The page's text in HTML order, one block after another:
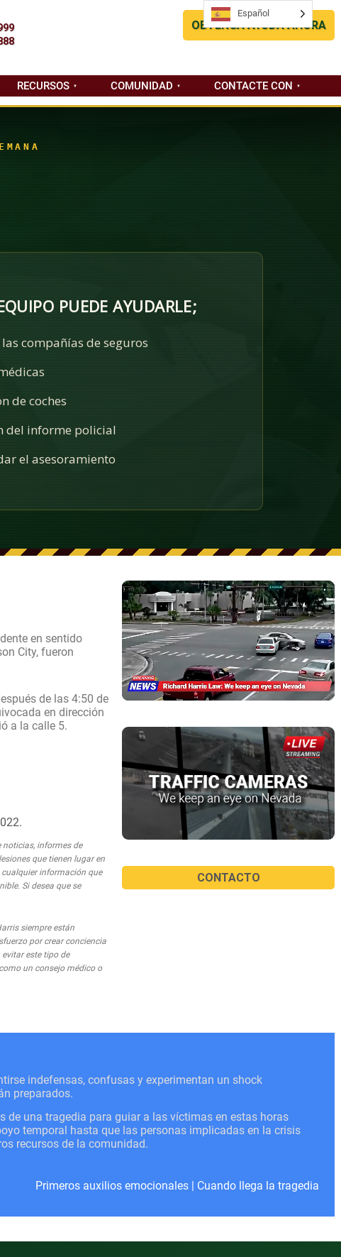
OBTENGA AYUDA AHORA
RECURSOS COMUNIDAD CONTACTE CON
PUEDE AYUDARLE;
compañías de seguros
de coches
del informe policial
el asesoramiento
en sentido
City, fueron
de las 4:50 de
en dirección
a la calle 5.
noticias, informes de
que tienen lugar en
información que
Si desea que se
siempre están
por crear conciencia
este tipo de
un consejo médico o
CONTACTO
indefensas, confusas y experimentan un shock
preparados.
una tragedia para guiar a las víctimas en estas horas
temporal hasta que las personas implicadas en la crisis
recursos de la comunidad.
Primeros auxilios emocionales Cuando llega la tragedia
Español
Español